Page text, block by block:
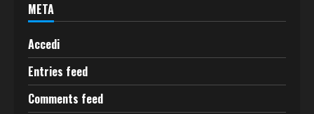
META
Accedi
Entries feed
Comments feed